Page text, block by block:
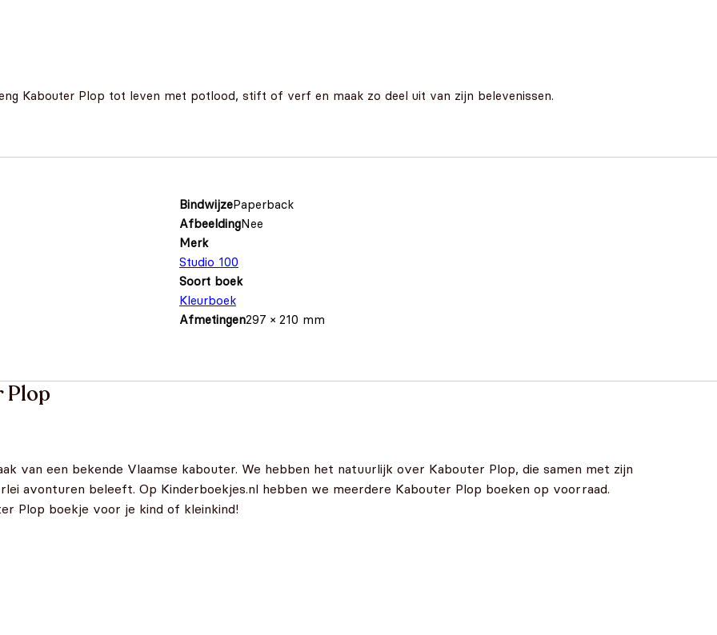
Kabouter Plop tot leven met potlood, stift of verf en maak zo deel uit van zijn belevenissen.
BindwijzePaperback
AfbeeldingNee
Merk
Studio 100
Soort boek
Kleurboek
Afmetingen297 × 210 mm
Plop
van een bekende Vlaamse kabouter. We hebben het natuurlijk over Kabouter Plop, die samen met zijn
avonturen beleeft. Op Kinderboekjes.nl hebben we meerdere Kabouter Plop boeken op voorraad.
Plop boekje voor je kind of kleinkind!